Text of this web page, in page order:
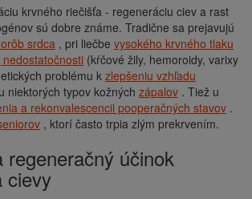
krvného riečišťa - regeneráciu ciev a rast
sú dobre známe. Tradične sa prejavujú
srdca , pri liečbe vysokého krvného tlaku
(kŕčové žily, hemoroidy, varixy
problému k zlepšeniu vzhľadu
niektorých typov kožných zápalov . Tiež u
a rekonvalescencii pooperačných stavov .
, ktorí často trpia zlým prekrvením.
cievy